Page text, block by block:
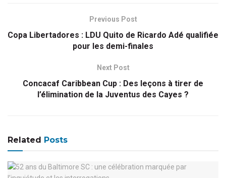
Previous Post
Copa Libertadores : LDU Quito de Ricardo Adé qualifiée
pour les demi-finales
Next Post
Concacaf Caribbean Cup : Des leçons à tirer de
l’élimination de la Juventus des Cayes ?
Related Posts